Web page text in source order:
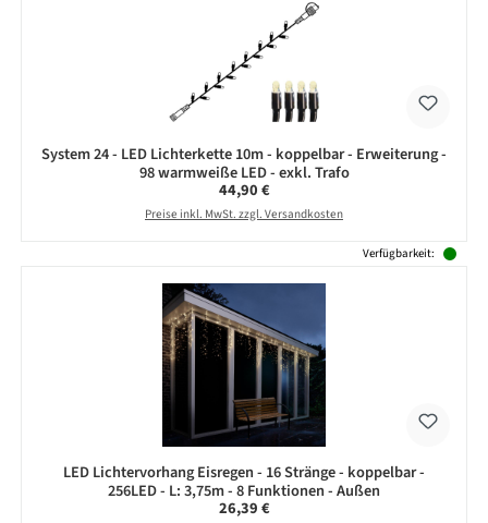
System 24 - LED Lichterkette 10m - koppelbar - Erweiterung -
98 warmweiße LED - exkl. Trafo
Regulärer Preis:
44,90 €
Preise inkl. MwSt. zzgl. Versandkosten
Verfügbarkeit:
LED Lichtervorhang Eisregen - 16 Stränge - koppelbar -
256LED - L: 3,75m - 8 Funktionen - Außen
Regulärer Preis:
26,39 €